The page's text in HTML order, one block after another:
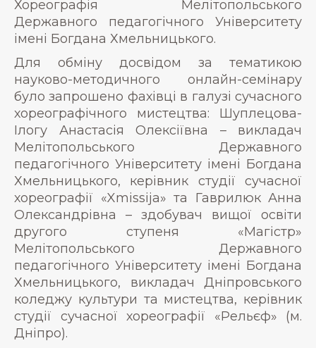
Хореографія Мелітопольського
Державного педагогічного Університету
імені Богдана Хмельницького.
Для обміну досвідом за тематикою
науково-методичного онлайн-семінару
було запрошено фахівці в галузі сучасного
хореографічного мистецтва: Шуплецова-
Ілогу Анастасія Олексіївна – викладач
Мелітопольського Державного
педагогічного Університету імені Богдана
Хмельницького, керівник студії сучасної
хореографії «Xmissija» та Гаврилюк Анна
Олександрівна – здобувач вищої освіти
другого ступеня «Магістр»
Мелітопольського Державного
педагогічного Університету імені Богдана
Хмельницького, викладач Дніпровського
коледжу культури та мистецтва, керівник
студії сучасної хореографії «Рельєф» (м.
Дніпро).